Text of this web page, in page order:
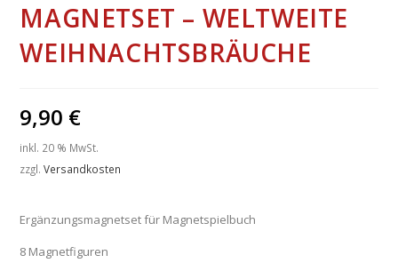
MAGNETSET – WELTWEITE
WEIHNACHTSBRÄUCHE
9,90 €
inkl. 20 % MwSt.
zzgl.Versandkosten
Ergänzungsmagnetset für Magnetspielbuch
8 Magnetfiguren